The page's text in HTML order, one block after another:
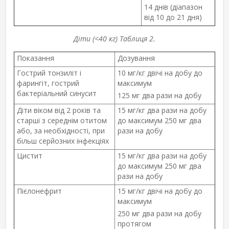
14 днів (діапазон
від 10 до 21 дня)
Діти (<40 кг) Таблиця 2.
Показання
Дозування
Гострий тонзиліт і
фарингіт, гострий
бактеріальний синусит
10 мг/кг двічі на добу до
максимум
125 мг два рази на добу
Діти віком від 2 років та
старші з середнім отитом
або, за необхідності, при
більш серйозних інфекціях
15 мг/кг два рази на добу
до максимум 250 мг два
рази на добу
Цистит
15 мг/кг два рази на добу
до максимум 250 мг два
рази на добу
Пієлонефрит
15 мг/кг двічі на добу до
максимум
250 мг два рази на добу
протягом